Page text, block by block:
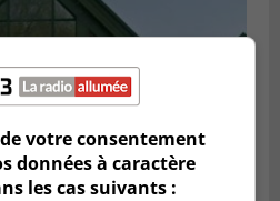
votre consentement
données à caractère
les cas suivants :